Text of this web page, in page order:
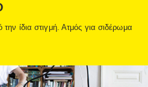
ίδια στιγμή. Ατμός για σιδέρωμα